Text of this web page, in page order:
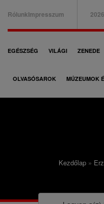
B
a
e
n
RólunkImpresszum
F
ő
EGÉSZSÉG VILÁGI ZENEDE
OLVASÓSAROK MÚZEUMOK
o
Kezdőlap